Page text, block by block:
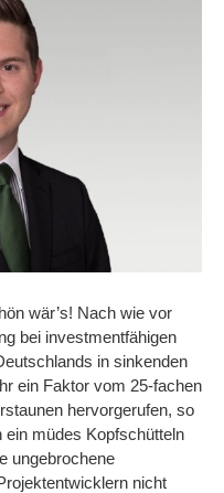
wär’s! Nach wie vor
bei investmentfähigen
in sinkenden
ein Faktor vom 25-fachen
hervorgerufen, so
ein müdes Kopfschütteln
ungebrochene
nicht